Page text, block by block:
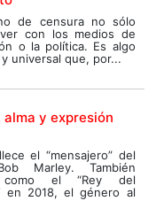
de censura no sólo
con los medios de
o la política. Es algo
universal que, por...
alma y expresión
el “mensajero” del
Marley. También
como el “Rey del
en 2018, el género al